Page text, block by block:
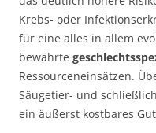
Krebs- oder
für eine alles in allem
bewährte
Ressourceneinsätzen.
Säugetier- und
ein äußerst kostbares